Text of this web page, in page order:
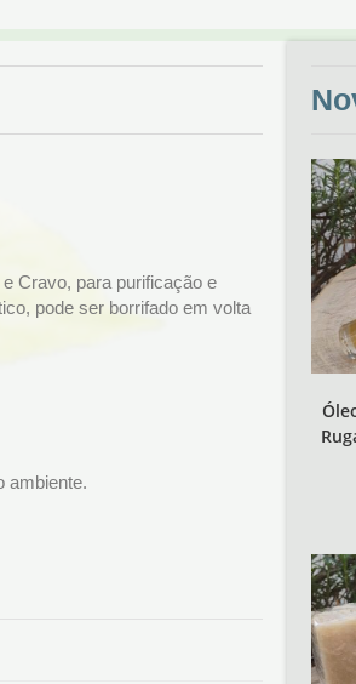
Cravo, para purificação e
pode ser borrifado em volta
ambiente.